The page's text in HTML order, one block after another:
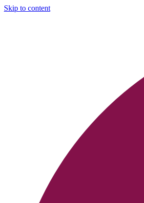
Skip to content